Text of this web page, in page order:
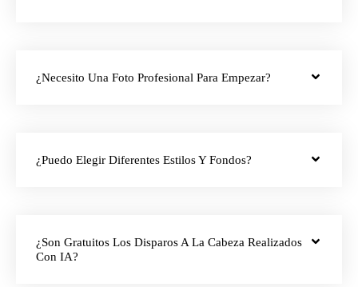
¿Necesito Una Foto Profesional Para Empezar?
¿Puedo Elegir Diferentes Estilos Y Fondos?
¿Son Gratuitos Los Disparos A La Cabeza Realizados
Con IA?